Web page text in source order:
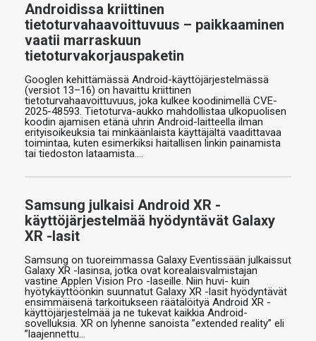
Androidissa kriittinen
tietoturvahaavoittuvuus – paikkaaminen
vaatii marraskuun
tietoturvakorjauspaketin
Googlen kehittämässä Android-käyttöjärjestelmässä
(versiot 13–16) on havaittu kriittinen
tietoturvahaavoittuvuus, joka kulkee koodinimellä CVE-
2025-48593. Tietoturva-aukko mahdollistaa ulkopuolisen
koodin ajamisen etänä uhrin Android-laitteella ilman
erityisoikeuksia tai minkäänlaista käyttäjältä vaadittavaa
toimintaa, kuten esimerkiksi haitallisen linkin painamista
tai tiedoston lataamista.…
Samsung julkaisi Android XR -
käyttöjärjestelmää hyödyntävät Galaxy
XR -lasit
Samsung on tuoreimmassa Galaxy Eventissään julkaissut
Galaxy XR -lasinsa, jotka ovat korealaisvalmistajan
vastine Applen Vision Pro -laseille. Niin huvi- kuin
hyötykäyttöönkin suunnatut Galaxy XR -lasit hyödyntävät
ensimmäisenä tarkoitukseen räätälöityä Android XR -
käyttöjärjestelmää ja ne tukevat kaikkia Android-
sovelluksia. XR on lyhenne sanoista ”extended reality” eli
”laajennettu…